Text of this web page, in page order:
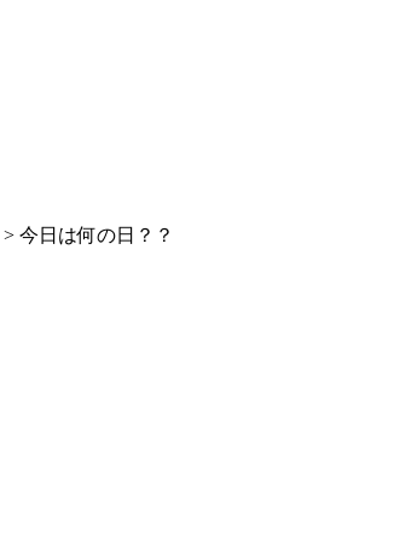
> 今日は何の日？？